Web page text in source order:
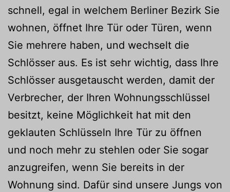
schnell, egal in welchem Berliner Bezirk Sie
wohnen, öffnet Ihre Tür oder Türen, wenn
Sie mehrere haben, und wechselt die
Schlösser aus. Es ist sehr wichtig, dass Ihre
Schlösser ausgetauscht werden, damit der
Verbrecher, der Ihren Wohnungsschlüssel
besitzt, keine Möglichkeit hat mit den
geklauten Schlüsseln Ihre Tür zu öffnen
und noch mehr zu stehlen oder Sie sogar
anzugreifen, wenn Sie bereits in der
Wohnung sind. Dafür sind unsere Jungs von